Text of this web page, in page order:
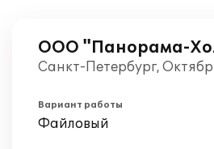
ООО "Панорама-
Санкт-Петербург,
Вариант работы
Файловый